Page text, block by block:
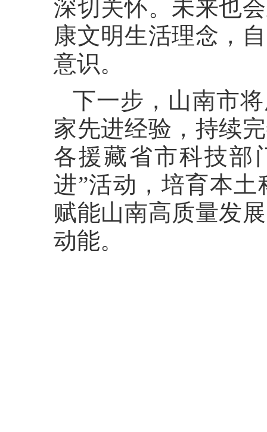
深切关怀。未来也
康文明生活理念，
意识。
下一步，山南市
家先进经验，持续
各援藏省市科技部
进”活动，培育本
赋能山南高质量发
动能。